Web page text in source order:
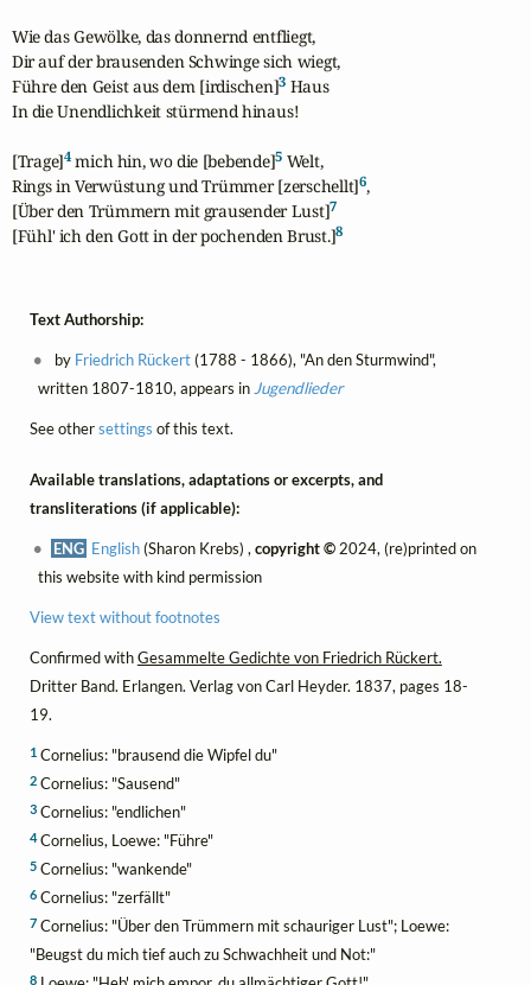
Wie das Gewölke, das donnernd entfliegt,
Dir auf der brausenden Schwinge sich wiegt,
Führe den Geist aus dem [irdischen]3 Haus
In die Unendlichkeit stürmend hinaus!
[Trage]4 mich hin, wo die [bebende]5 Welt,
Rings in Verwüstung und Trümmer [zerschellt]6,
[Über den Trümmern mit grausender Lust]7
[Fühl' ich den Gott in der pochenden Brust.]8
Text Authorship:
by Friedrich Rückert(1788 - 1866), "An den Sturmwind",
written 1807-1810, appears in Jugendlieder
See othersettings of this text.
Available translations, adaptations or excerpts, and
transliterations (if applicable):
ENG English(Sharon Krebs) ,copyright © 2024, (re)printed on
this website with kind permission
View text without footnotes
Confirmed withGesammelte Gedichte von Friedrich Rückert.
Dritter Band. Erlangen. Verlag von Carl Heyder. 1837, pages 18-
19.
1Cornelius: "brausend die Wipfel du"
2Cornelius: "Sausend"
3Cornelius: "endlichen"
4Cornelius, Loewe: "Führe"
5Cornelius: "wankende"
6Cornelius: "zerfällt"
7Cornelius: "Über den Trümmern mit schauriger Lust"; Loewe:
"Beugst du mich tief auch zu Schwachheit und Not:"
8